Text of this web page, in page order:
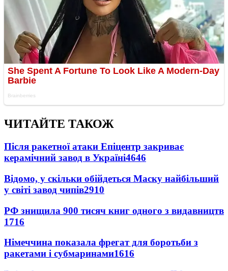
ЧИТАЙТЕ ТАКОЖ
Після ракетної атаки Епіцентр закриває
керамічний завод в Україні4646
Відомо, у скільки обійдеться Маску найбільший
у світі завод чипів2910
РФ знищила 900 тисяч книг одного з видавництв
1716
Німеччина показала фрегат для боротьби з
ракетами і субмаринами1616